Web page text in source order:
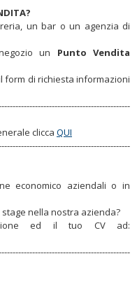
un bar o un agenzia di
un Punto Vendita
form di richiesta informazioni
clicca QUI
economico aziendali o in
nella nostra azienda?
ed il tuo CV ad: